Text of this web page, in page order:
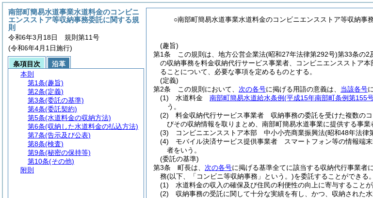
○南部町簡易水道事業水道料金のコンビニエンスストア等収納事
(趣旨)
第1条
この規則は、地方公営企業法(昭和27年法律第292号)第33条の2
の収納事務を料金収納代行サービス事業者、コンビニエンスストア
ることについて、必要な事項を定めるものとする。
(定義)
第2条
この規則において、 次の各号に掲げる用語の意義は、 当該各号
(1)
水道料金 南部町簡易水道給水条例(平成15年南部町条例第155
う。
(2)
料金収納代行サービス事業者 収納事務の委託を受けた複数の
びその収納情報を取りまとめ、南部町簡易水道事業に提供する事業
(3)
コンビニエンスストア本部 中小小売商業振興法(昭和48年法律
(4)
モバイル決済サービス提供事業者 スマートフォン等の情報端
者をいう。
(委託の基準)
第3条
町長は、 次の各号に掲げる基準全てに該当する収納代行事業者
務(以下、「コンビニ等収納事務」という。)を委託することができる。
(1)
水道料金の収入の確保及び住民の利便性の向上に寄与すること
(2)
収納事務の受託に関して十分な実績を有し、かつ、収納された
南部町簡易水道事業水道料金のコンビニ
エンスストア等収納事務委託に関する規
則
令和6年3月18日 規則第11号
(令和6年4月1日施行)
条項目次
沿革
本則
第1条(趣旨)
第2条(定義)
第3条(委託の基準)
第4条(委託契約)
第5条(水道料金の収納方法)
第6条(収納した水道料金の払込方法)
第7条(告示及び公表)
第8条(検査)
第9条(秘密の保持等)
第10条(その他)
附則